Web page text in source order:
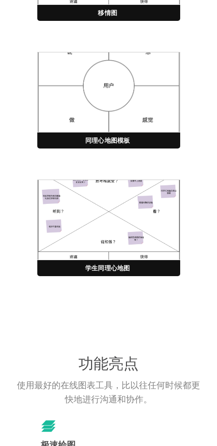
移情图
同理心地图模板
学生同理心地图
功能亮点
使用最好的在线图表工具，比以往任何时候都更
快地进行沟通和协作。